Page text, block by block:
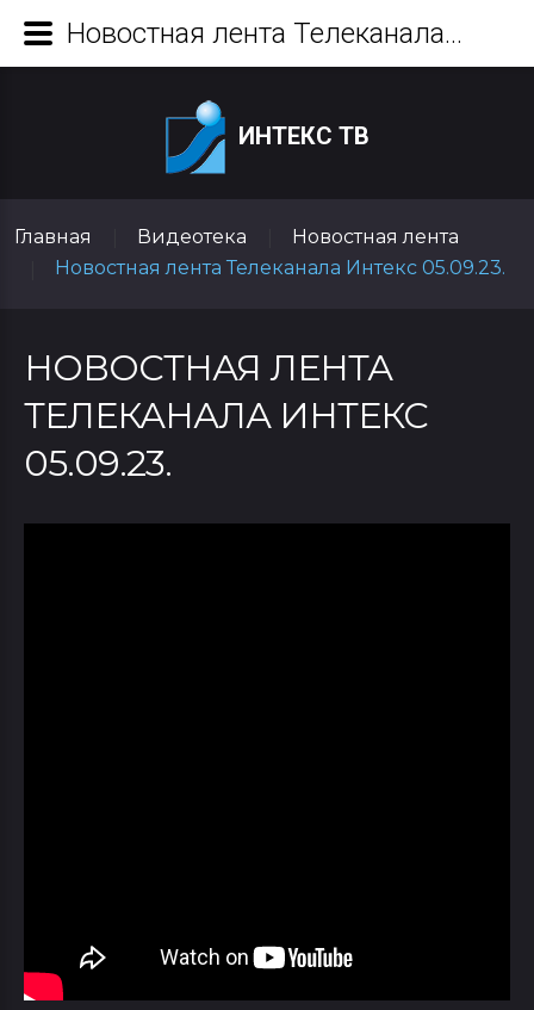
ИНТЕКС ТВ
Главная Видеотека
Новостная лента
Новостная лента Телеканала Интекс 05.09.23.
НОВОСТНАЯ ЛЕНТА
ТЕЛЕКАНАЛА ИНТЕКС
05.09.23.
Новостная лента Телеканала Интекс 05.09.23.